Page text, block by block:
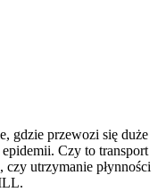
gdzie przewozi się duże
epidemii. Czy to transport
utrzymanie płynności